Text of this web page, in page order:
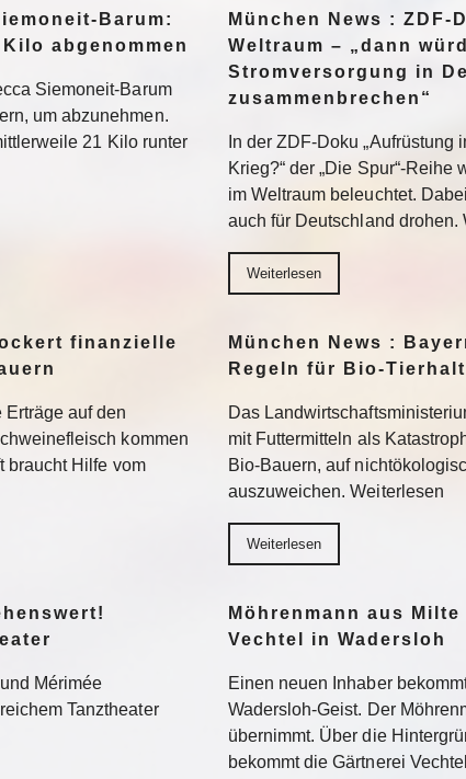
Barum:
abgenommen
Siemoneit-Barum
um abzunehmen.
21 Kilo runter
München News :
Weltraum – „dann
Stromversorgung in
zusammenbrechen“
In der ZDF-Doku „Aufrüstung
Krieg?“ der „Die Spur“-
im Weltraum beleuchtet.
auch für Deutschland drohen.
Weiterlesen
finanzielle
auf den
kommen
braucht Hilfe vom
München News :
Regeln für Bio-
Das
mit Futtermitteln als
Bio-Bauern, auf
auszuweichen. Weiterlesen
Weiterlesen
Mérimée
Tanztheater
Möhrenmann aus
Vechtel in Wadersloh
Einen neuen Inhaber
Wadersloh-Geist. Der
übernimmt. Über die
bekommt die Gärtnerei